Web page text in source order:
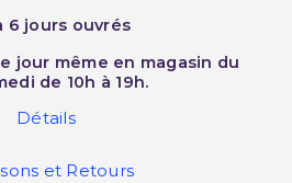
6 jours ouvrés
jour même en magasin du
de 10h à 19h.
Détails
et Retours